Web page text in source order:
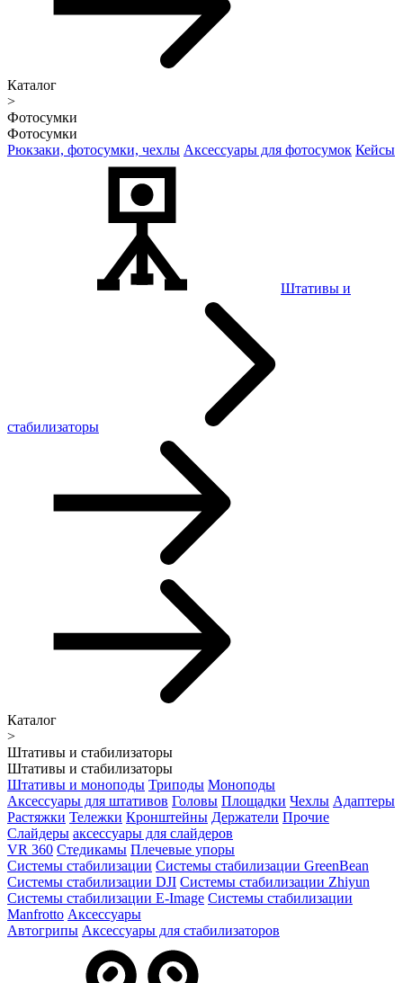
Каталог
>
Фотосумки
Фотосумки
Рюкзаки, фотосумки, чехлы Аксессуары для фотосумок Кейсы
Штативы и
стабилизаторы
Каталог
>
Штативы и стабилизаторы
Штативы и стабилизаторы
Штативы и моноподы Триподы Моноподы
Аксессуары для штативов Головы Площадки Чехлы Адаптеры
Растяжки Тележки Кронштейны Держатели Прочие
Слайдеры аксессуары для слайдеров
VR 360 Стедикамы Плечевые упоры
Системы стабилизации Системы стабилизации GreenBean
Системы стабилизации DJI Системы стабилизации Zhiyun
Системы стабилизации E-Image Системы стабилизации
Manfrotto Аксессуары
Автогрипы Аксессуары для стабилизаторов